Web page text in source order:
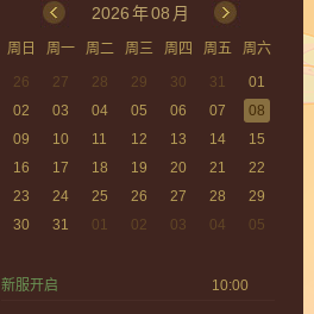
2026年08 月
周日 周一 周二 周三 周四 周五
周六
26
27 28 29 30 31
01
02
03 04 05 06 07
08
09
10 11 12 13 14
15
16
17 18 19 20 21
22
23
24 25 26 27 28
29
30
31 01 02 03 04 05
新服开启 10:00